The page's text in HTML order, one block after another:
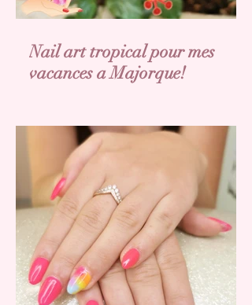
Nail art tropical pour mes
vacances a Majorque!